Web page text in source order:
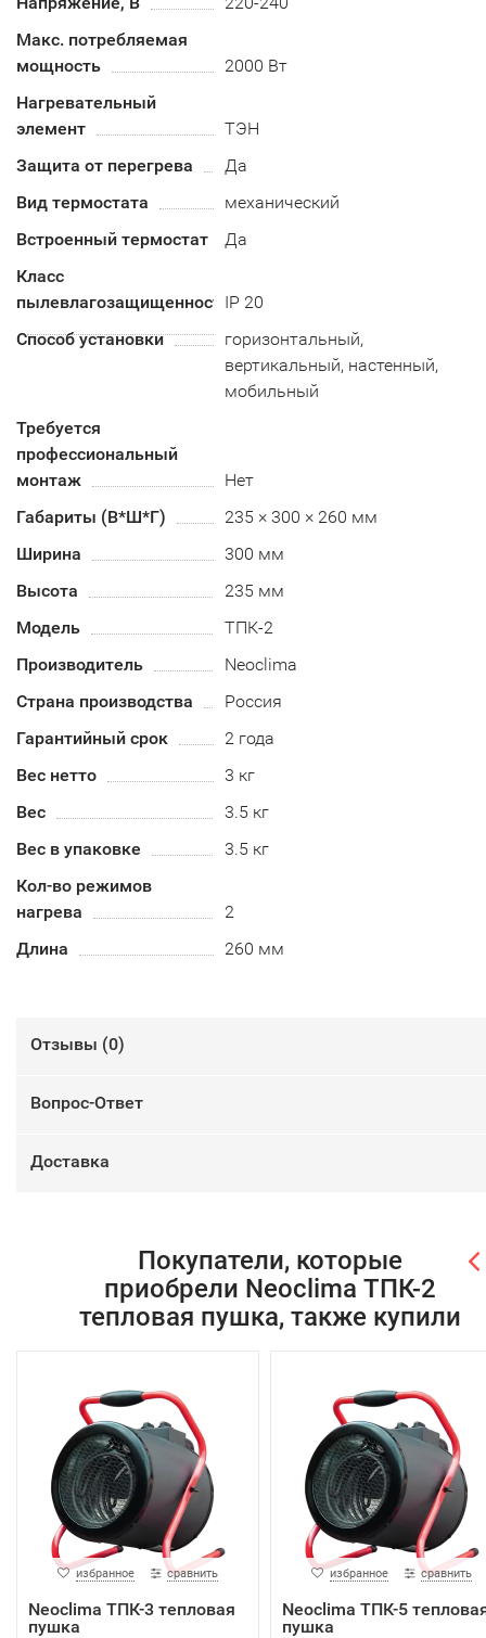
Макс. потребляемая
мощность
2000 Вт
Нагревательный
элемент
ТЭН
Защита от перегрева
Да
Вид термостата
механический
Встроенный термостат
Да
Класс
пылевлагозащищенностиIP 20
Способ установки
горизонтальный,
вертикальный, настенный,
мобильный
Требуется
профессиональный
монтаж
Нет
Габариты (В*Ш*Г)
235 × 300 × 260 мм
Ширина
300 мм
Высота
235 мм
Модель
ТПК-2
Производитель
Neoclima
Страна производства
Россия
Гарантийный срок
2 года
Вес нетто
3 кг
Вес
3.5 кг
Вес в упаковке
3.5 кг
Кол-во режимов
нагрева
2
Длина
260 мм
Отзывы (0)
Вопрос-Ответ
Доставка
Покупатели, которые
приобрели Neoclima ТПК-2
тепловая пушка, также купили
избранное сравнить
Neoclima ТПК-3 тепловая
пушка
избранное сравнить
Neoclima ТПК-5
пушка